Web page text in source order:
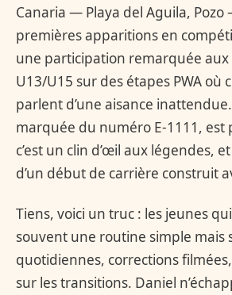
Canaria — Playa del Aguila, Pozo
premières apparitions en
une participation remarquée aux
U13/U15 sur des étapes PWA où
parlent d’une aisance
marquée du numéro E-1111, est
c’est un clin d’œil aux légendes,
d’un début de carrière construit
Tiens, voici un truc : les jeunes
souvent une routine simple mais
quotidiennes, corrections
sur les transitions. Daniel